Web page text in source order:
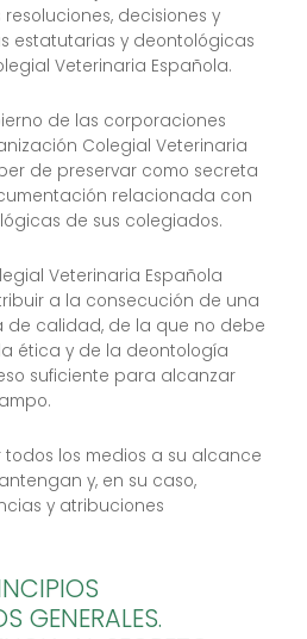
decisiones y
estatutarias y deontológicas
Veterinaria Española.
de las corporaciones
Colegial Veterinaria
de preservar como secreta
relacionada con
de sus colegiados.
Veterinaria Española
a la consecución de una
de calidad, de la que no debe
ética y de la deontología
suficiente para alcanzar
los medios a su alcance
y, en su caso,
y atribuciones
GENERALES.